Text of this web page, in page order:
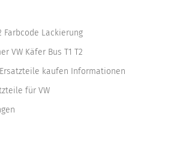
Farbcode Lackierung
VW Käfer Bus T1 T2
Ersatzteile kaufen Informationen
für VW